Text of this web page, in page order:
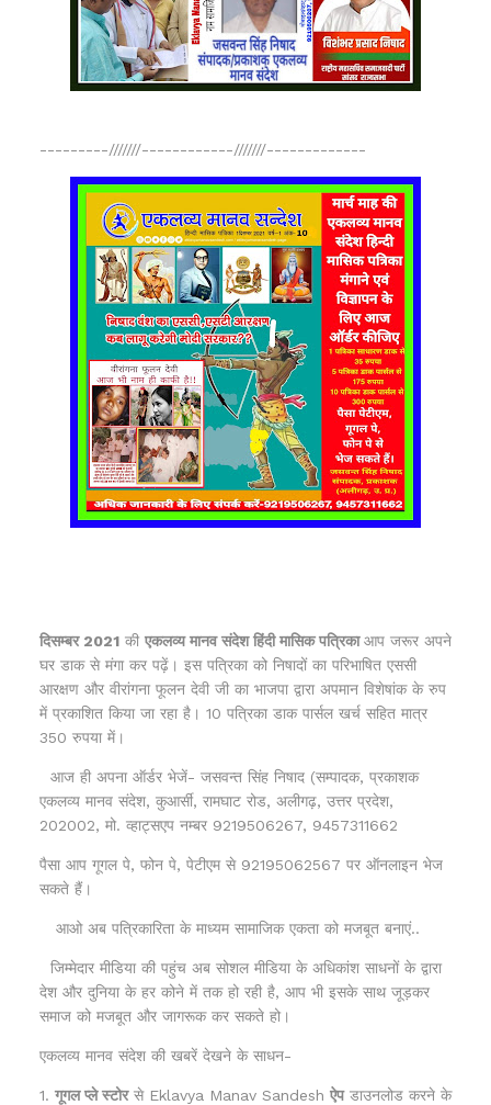
---------///////------------///////-------------
दिसम्बर 2021 की एकलव्य मानव संदेश हिंदी मासिक पत्रिकाआप जरूर अपने
घर डाक से मंगा कर पढ़ें। इस पत्रिका को निषादों का परिभाषित एससी
आरक्षण और वीरांगना फूलन देवी जी का भाजपा द्वारा अपमान विशेषांक के रुप
में प्रकाशित किया जा रहा है। 10 पत्रिका डाक पार्सल खर्च सहित मात्र
350 रुपया में।
आज ही अपना ऑर्डर भेजें- जसवन्त सिंह निषाद (सम्पादक, प्रकाशक
एकलव्य मानव संदेश, कुआर्सी, रामघाट रोड, अलीगढ़, उत्तर प्रदेश,
202002, मो. व्हाट्सएप नम्बर 9219506267, 9457311662
पैसा आप गूगल पे, फोन पे, पेटीएम से 92195062567 पर ऑनलाइन भेज
सकते हैं।
आओ अब पत्रिकारिता के माध्यम सामाजिक एकता को मजबूत बनाएं..
जिम्मेदार मीडिया की पहुंच अब सोशल मीडिया के अधिकांश साधनों के द्वारा
देश और दुनिया के हर कोने में तक हो रही है, आप भी इसके साथ जूड़कर
समाज को मजबूत और जागरूक कर सकते हो।
एकलव्य मानव संदेश की खबरें देखने के साधन-
1. गूगल प्ले स्टोरसे Eklavya Manav Sandesh ऐपडाउनलोड करने के